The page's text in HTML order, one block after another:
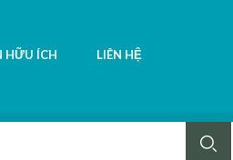
HỮU ÍCH LIÊN HỆ